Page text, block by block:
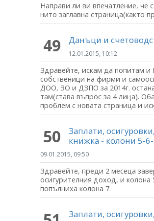
Направи ли ви впечатление, че
нито заглавна
49 Данъци и
12.01.2015, 10:12
Здравейте, искам да попитам и
собственици на фирми и
ДОО, ЗО и ДЗПО за 2014г.
там(става въпрос за 4 лица).
проблем с новата страница и
50 Заплати,
книжка - колони 5-
09.01.2015, 09:50
Здравейте, преди 2 месеца
осигурителния доход, и
попълниха колона 7.
Заплати,